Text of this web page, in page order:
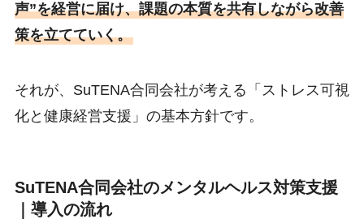
声”を経営に届け、課題の本質を共有しながら改善
策を立てていく。
それが、SuTENA合同会社が考える「ストレス可視
化と健康経営支援」の基本方針です。
SuTENA合同会社のメンタルヘルス対策支援
｜導入の流れ